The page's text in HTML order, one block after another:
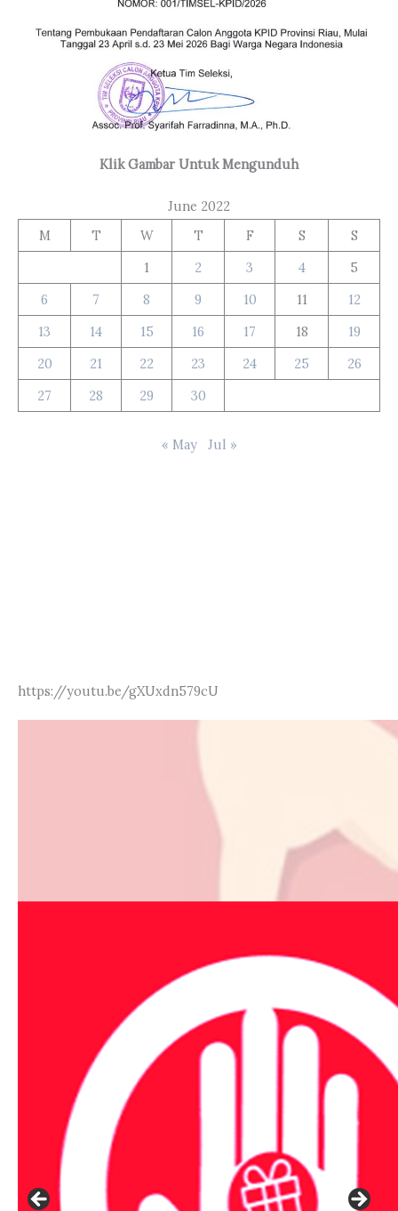
Klik Gambar Untuk Mengunduh
June 2022
M
T W T F S
S
1
2 3 4
5
6
7 8 9 10 11
12
13
14 15 16 17 18
19
20
21 22 23 24 25
26
27
28 29 30
« May Jul »
https://youtu.be/gXUxdn579cU